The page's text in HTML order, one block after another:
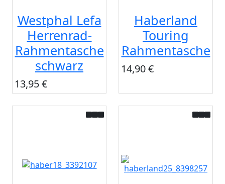
Westphal Lefa
Herrenrad-
Rahmentasche
schwarz
13,95 €
Haberland
Touring
Rahmentasche
14,90 €